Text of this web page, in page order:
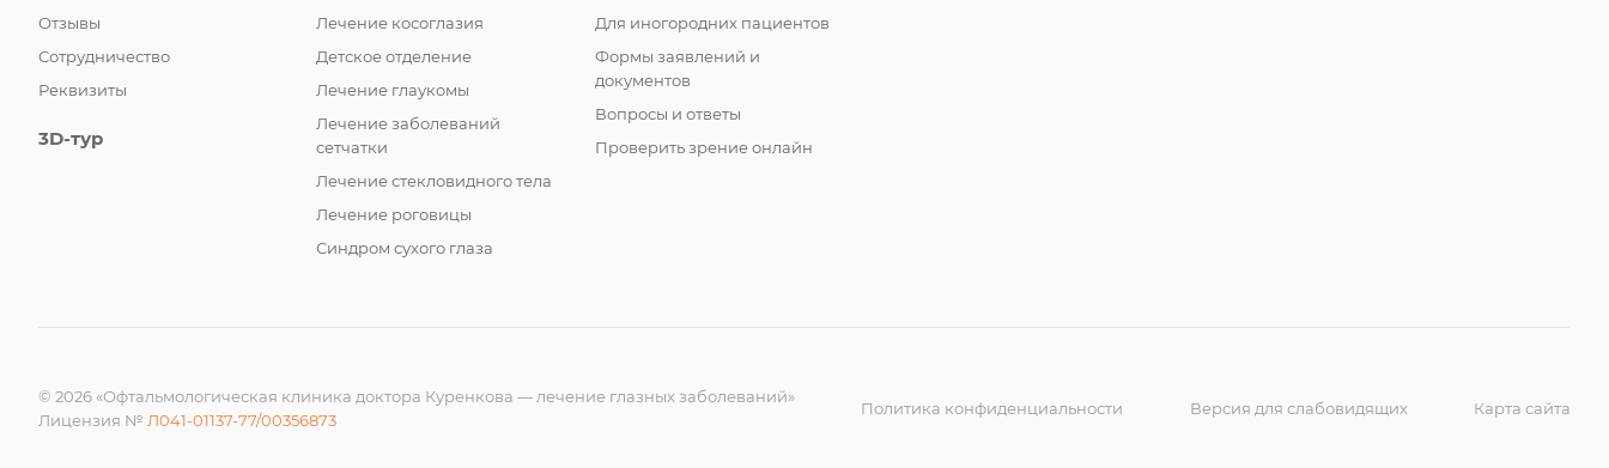
Отзывы
Сотрудничество
Реквизиты
3D-тур
Лечение косоглазия
Детское отделение
Лечение глаукомы
Лечение заболеваний
сетчатки
Лечение стекловидного тела
Лечение роговицы
Синдром сухого глаза
Для иногородних пациентов
Формы заявлений и
документов
Вопросы и ответы
Проверить зрение онлайн
© 2026 «Офтальмологическая клиника доктора Куренкова — лечение глазных заболеваний»
Лицензия № Л041-01137-77/00356873
Политика конфиденциальности Версия для слабовидящих Карта сайта